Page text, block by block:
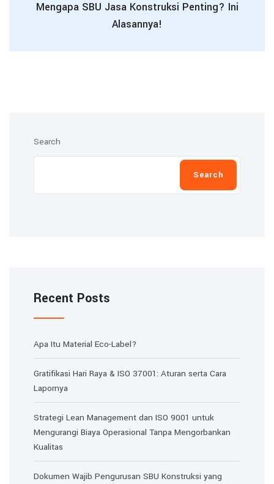
Mengapa SBU Jasa Konstruksi Penting? Ini
Alasannya!
Search
Search
Recent Posts
Apa Itu Material Eco-Label?
Gratifikasi Hari Raya & ISO 37001: Aturan serta Cara
Lapornya
Strategi Lean Management dan ISO 9001 untuk
Mengurangi Biaya Operasional Tanpa Mengorbankan
Kualitas
Dokumen Wajib Pengurusan SBU Konstruksi yang